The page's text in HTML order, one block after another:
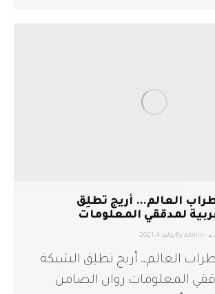
العالم… أريج تطلِق
لمدققي المعلومات
Byadmin يوليو 4, 2021
العالم… أريج تطلِق الشبكة
المعلومات روان الضامن